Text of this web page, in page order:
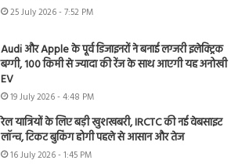
25 July 2026 - 7:52 PM
Audi और Apple के पूर्व डिजाइनरों ने बनाई लग्जरी इलेक्ट्रिक
बग्गी, 100 किमी से ज्यादा की रेंज के साथ आएगी यह अनोखी
EV
19 July 2026 - 4:48 PM
रेल यात्रियों के लिए बड़ी खुशखबरी, IRCTC की नई वेबसाइट
लॉन्च, टिकट बुकिंग होगी पहले से आसान और तेज
16 July 2026 - 1:45 PM